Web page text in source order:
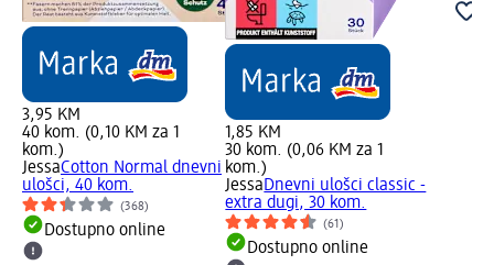
3,95 KM
40 kom. (0,10 KM za 1
kom.)
JessaCotton Normal dnevni
ulošci, 40 kom.
(368)
Dostupno online
1,85 KM
30 kom. (0,06 KM za 1
kom.)
JessaDnevni ulošci classic -
extra dugi, 30 kom.
(61)
Dostupno online